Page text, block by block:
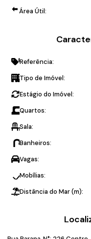
Área Útil:
Referência:
Tipo de Imóvel:
Estágio do Imóvel:
Quartos:
Sala:
Banheiros:
Vagas:
Mobílias:
Distância do Mar (m):